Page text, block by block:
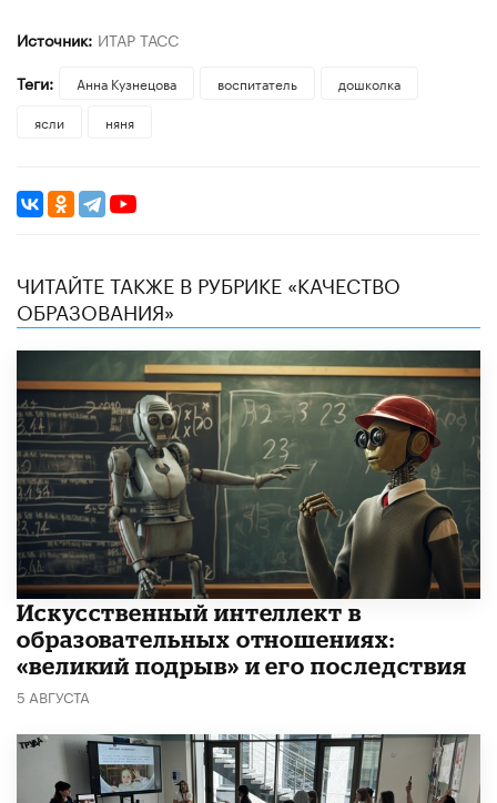
Источник: ИТАР ТАСС
Теги:
Анна Кузнецова воспитатель
дошколка
ясли
няня
ЧИТАЙТЕ ТАКЖЕ В РУБРИКЕ «КАЧЕСТВО
ОБРАЗОВАНИЯ»
​Искусственный интеллект в
образовательных отношениях:
«великий подрыв» и его последствия
5 АВГУСТА